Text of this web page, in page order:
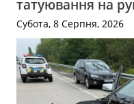
татуювання на
Субота, 8 Серпня, 2026